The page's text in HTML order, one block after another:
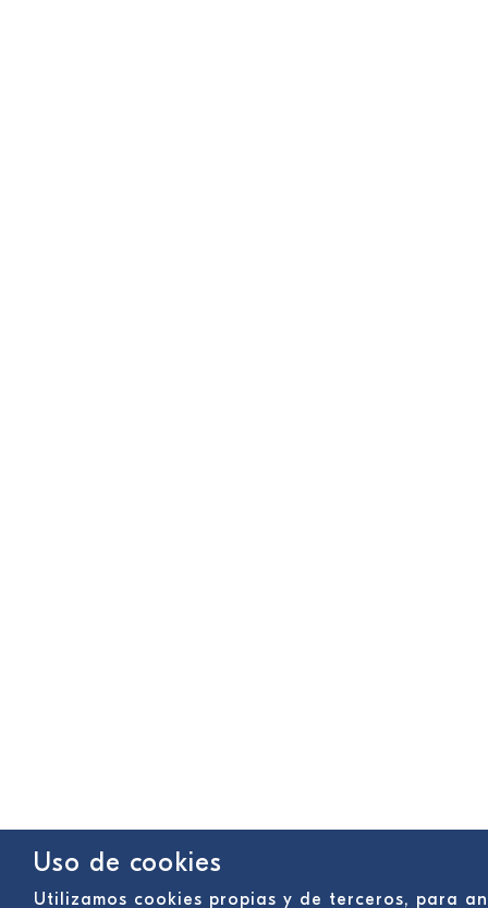
Uso de cookies
Utilizamos cookies propias y de terceros, para